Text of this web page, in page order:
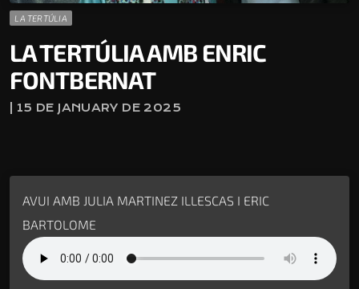
LA TERTÚLIA
LA TERTÚLIA AMB ENRIC
FONTBERNAT
| 15 DE JANUARY DE 2025
AVUI AMB JULIA MARTINEZ ILLESCAS I ERIC
BARTOLOME